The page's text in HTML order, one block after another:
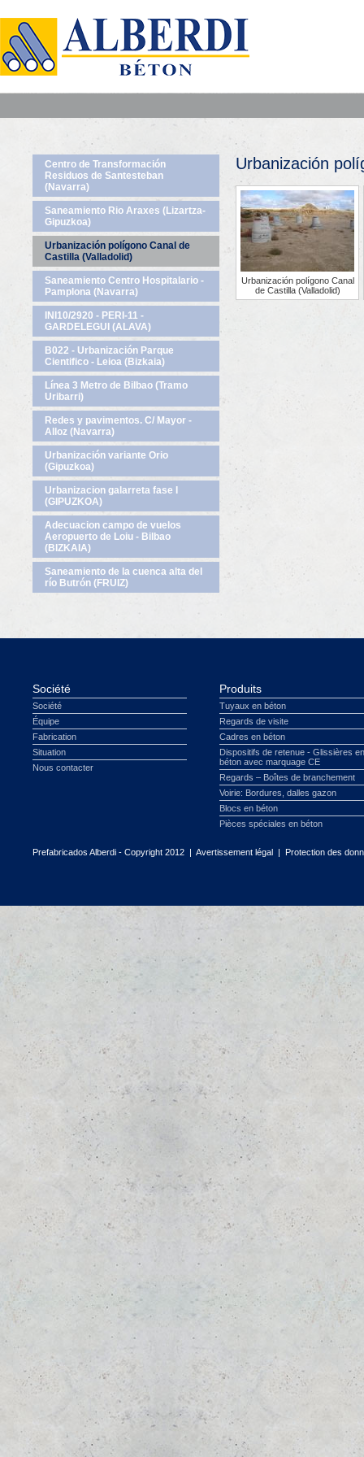
Centro de Transformación
Residuos de Santesteban
(Navarra)
Saneamiento Rio Araxes (Lizartza-
Gipuzkoa)
Urbanización polígono Canal de
Castilla (Valladolid)
Saneamiento Centro Hospitalario -
Pamplona (Navarra)
INI10/2920 - PERI-11 -
GARDELEGUI (ALAVA)
B022 - Urbanización Parque
Cientifico - Leioa (Bizkaia)
Línea 3 Metro de Bilbao (Tramo
Uribarri)
Redes y pavimentos. C/ Mayor -
Alloz (Navarra)
Urbanización variante Orio
(Gipuzkoa)
Urbanizacion galarreta fase I
(GIPUZKOA)
Adecuacion campo de vuelos
Aeropuerto de Loiu - Bilbao
(BIZKAIA)
Saneamiento de la cuenca alta del
río Butrón (FRUIZ)
Urbanización
Urbanización polígono Canal
de Castilla (Valladolid)
Société
Société
Équipe
Fabrication
Situation
Nous contacter
Produits
Tuyaux en béton
Regards de visite
Cadres en béton
Dispositifs de retenue - Glissières en
béton avec marquage CE
Regards – Boîtes de branchement
Voirie: Bordures, dalles gazon
Blocs en béton
Pièces spéciales en béton
Prefabricados Alberdi - Copyright 2012 | Avertissement légal | Protection des